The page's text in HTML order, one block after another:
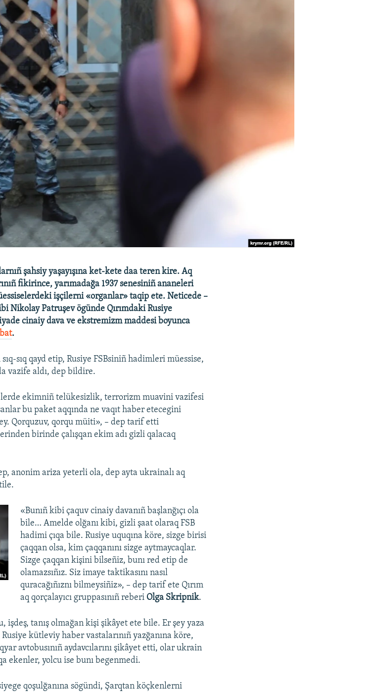
şahsiy yaşayışına ket-kete daa teren kire. Aq
fikirince, yarımadağa 1937 senesiniñ ananeleri
işçilerni «organlar» taqip ete. Neticede –
Nikolay Patruşev ögünde Qırımdaki Rusiye
cinaiy dava ve ekstremizm maddesi boyunca
.
sıq qayd etip, Rusiye FSBsiniñ hadimleri müessise,
vazife aldı, dep bildire.
ekimniñ telükesizlik, terrorizm muavini vazifesi
bu paket aqqında ne vaqıt haber etecegini
Qorquzuv, qorqu müiti», – dep tarif etti
birinde çalışqan ekim adı gizli qalacaq
anonim ariza yeterli ola, dep ayta ukrainalı aq
«Bunıñ kibi çaquv cinaiy davanıñ başlanğıçı ola
bile… Amelde olğanı kibi, gizli şaat olaraq FSB
hadimi çıqa bile. Rusiye uquqına köre, sizge birisi
çaqqan olsa, kim çaqqanını sizge aytmaycaqlar.
Sizge çaqqan kişini bilseñiz, bunı red etip de
olamazsıñız. Siz imaye taktikasını nasıl
quracağıñıznı bilmeysiñiz», – dep tarif ete Qırım
aq qorçalayıcı gruppasınıñ reberi Olga Skripnik.
işdeş, tanış olmağan kişi şikâyet ete bile. Er şey yaza
kütleviy haber vastalarınıñ yazğanına köre,
avtobusınıñ aydavcılarını şikâyet etti, olar ukrain
ekenler, yolcu ise bunı begenmedi.
qoşulğanına sögündi, Şarqtan köçkenlerni